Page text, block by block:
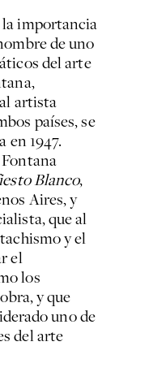
importancia
de uno
del arte
artista
países, se
1947.
Blanco,
Aires, y
que al
y el
el
los
y que
uno de
del arte